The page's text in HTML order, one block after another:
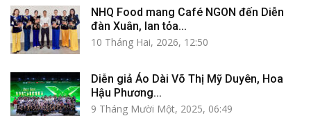
NHQ Food mang Café NGON đến Diễn
đàn Xuân, lan tỏa...
10 Tháng Hai, 2026, 12:50
Diễn giả Áo Dài Võ Thị Mỹ Duyên, Hoa
Hậu Phương...
9 Tháng Mười Một, 2025, 06:49